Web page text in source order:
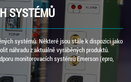
SYSTÉMŮ
systémů. Některé jsou stále k dispozici jako
náhradu z aktuálně vyráběných produktů.
monitorovacích systémů Emerson (epro,